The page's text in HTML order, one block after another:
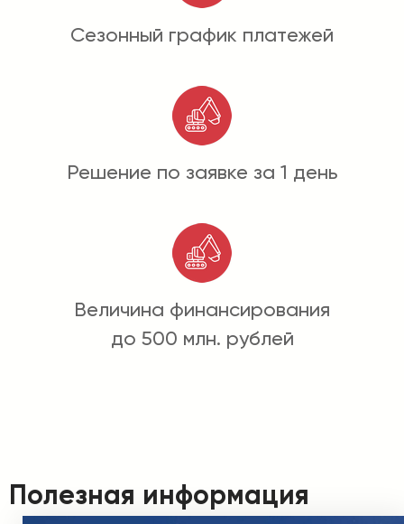
Сезонный график платежей
Решение по заявке за 1 день
Величина финансирования
до 500 млн. рублей
Полезная информация